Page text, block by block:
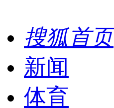
搜狐首页
新闻
体育